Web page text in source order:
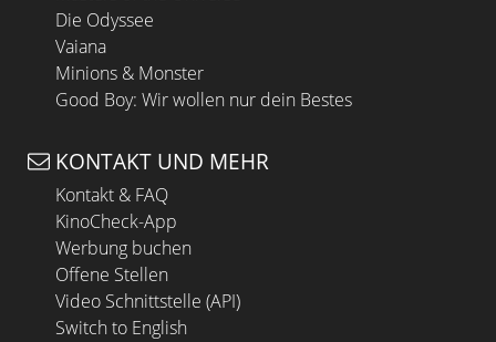
Die Odyssee
Vaiana
Minions & Monster
Good Boy: Wir wollen nur dein Bestes
KONTAKT UND MEHR
Kontakt & FAQ
KinoCheck-App
Werbung buchen
Offene Stellen
Video Schnittstelle (API)
Switch to English